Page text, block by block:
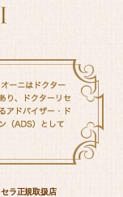
ラ正規取扱店